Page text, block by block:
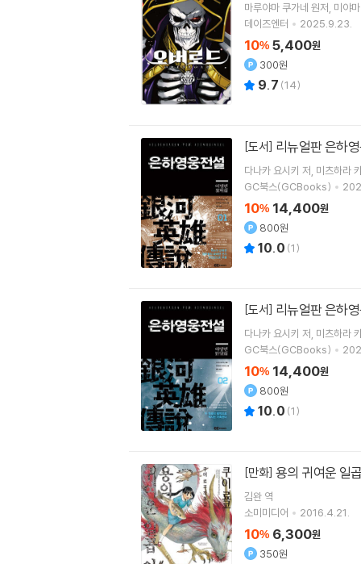
마루야마 쿠가네 원저 미야
데이즈엔터
2025.9.23.
10% 5,400원
300원
9.7 (14)
[도서] 리뉴얼판 은하
다나카 요시키 저 미츠하라
GC북스(GCBooks)
10% 14,400원
800원
10.0 (1)
[도서] 리뉴얼판 은하
다나카 요시키 저 미츠하라
GC북스(GCBooks)
10% 14,400원
800원
10.0 (1)
[만화] 용의 귀여운 일
김완 역
소미미디어
2016.4.21.
10% 6,300원
350원